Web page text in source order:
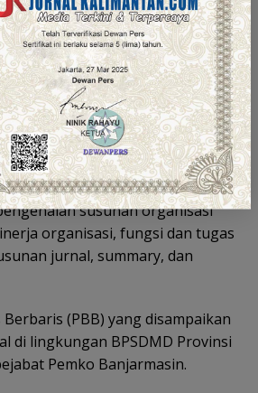
dan 160 tenaga teknis
mengenai tugas dan fungsi
serta penguatan peran
susunan organisasi
organisasi, fungsi dan tugas
jurnal, summary, dan
(PBB) yang disampaikan
di lingkungan BPSDMD Provinsi
Pemko Banjarmasin.